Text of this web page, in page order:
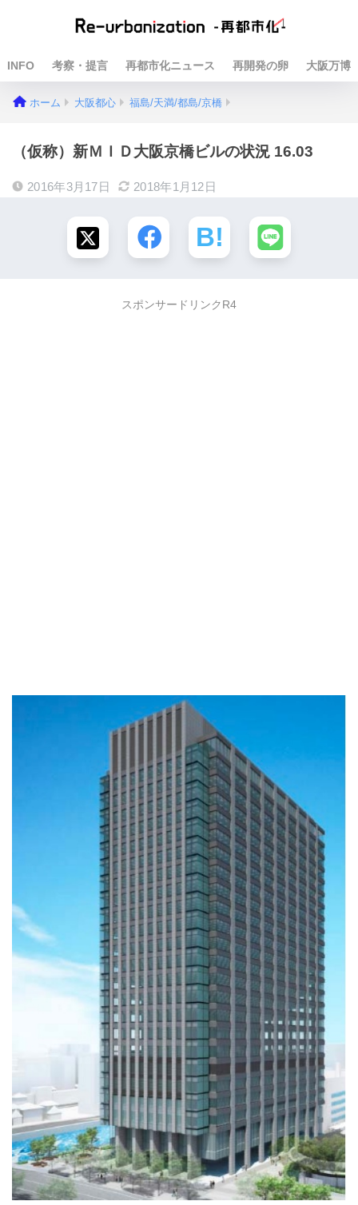
INFO 考察・提言 再都市化ニュース 再開発の卵 大阪万博
ホーム 大阪都心 福島/天満/都島/京橋
（仮称）新ＭＩＤ大阪京橋ビルの状況 16.03
2016年3月17日 2018年1月12日
スポンサードリンクR4